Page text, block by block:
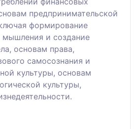
предпринимательской
формирование
мышления и создание
основам права,
самосознания и
культуры, основам
культуры,